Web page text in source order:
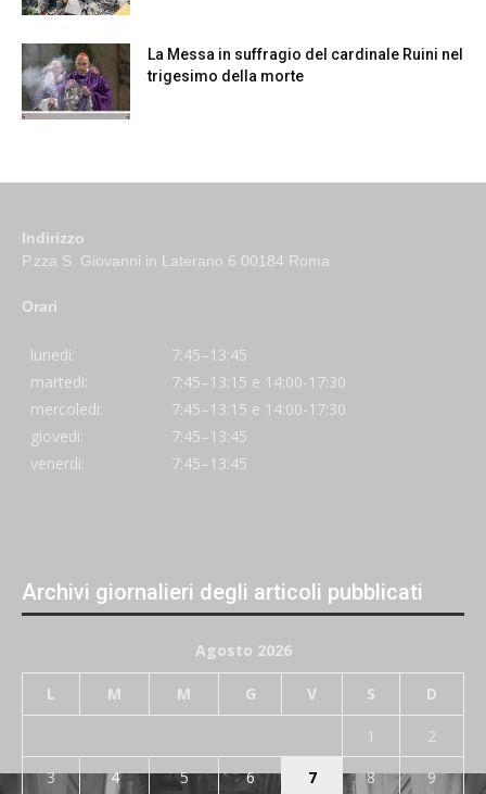
La Messa in suffragio del cardinale Ruini nel
trigesimo della morte
Indirizzo
P.zza S. Giovanni in Laterano 6 00184 Roma
Orari
lunedi:
7:45–13:45
martedi:
7:45–13:15 e 14:00-17:30
mercoledi:
7:45–13:15 e 14:00-17:30
giovedi:
7:45–13:45
venerdi:
7:45–13:45
Archivi giornalieri degli articoli pubblicati
Agosto 2026
L M M G V S D
1
2
3
4 5 6 7 8 9